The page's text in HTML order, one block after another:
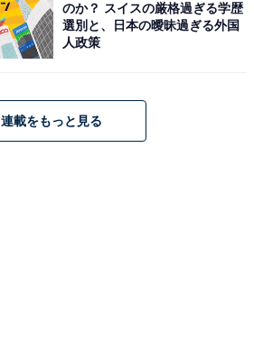
のか？ スイスの厳格過ぎる学歴
選別と、日本の曖昧過ぎる外国
人政策
連載をもっと見る